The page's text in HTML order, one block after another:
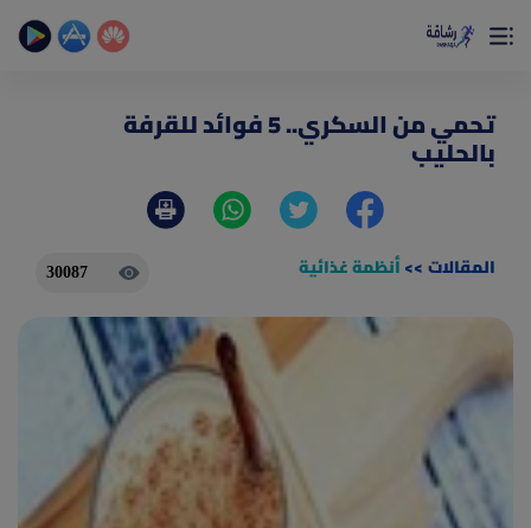
×
حساب الخطوات اليومية _ حساب السعرات _ تمارين منزلية
ادوات رشاقة
الأسئلة الشائعة
تحمي من السكري.. 5 فوائد للقرفة
بالحليب
المقالات>>أنظمة غذائية 30087